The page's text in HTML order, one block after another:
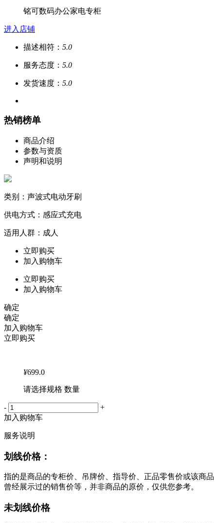
铭可数码办公家电专柜
进入店铺
描述相符： 5.0
服务态度： 5.0
发货速度： 5.0
热销榜单
商品介绍
参数与资质
声明和说明
类别：声波式电动牙刷
供电方式：感应式充电
适用人群：成人
立即购买
加入购物车
立即购买
加入购物车
确定
确定
加入购物车
立即购买
¥699.0
请选择规格 数量
-
+
加入购物车
服务说明
划线价格：
指的是商品的专柜价、吊牌价、指导价、正品零售价或该商品
曾经展示过的销售价等，并非商品的原价，仅供您参考。
未划线价格